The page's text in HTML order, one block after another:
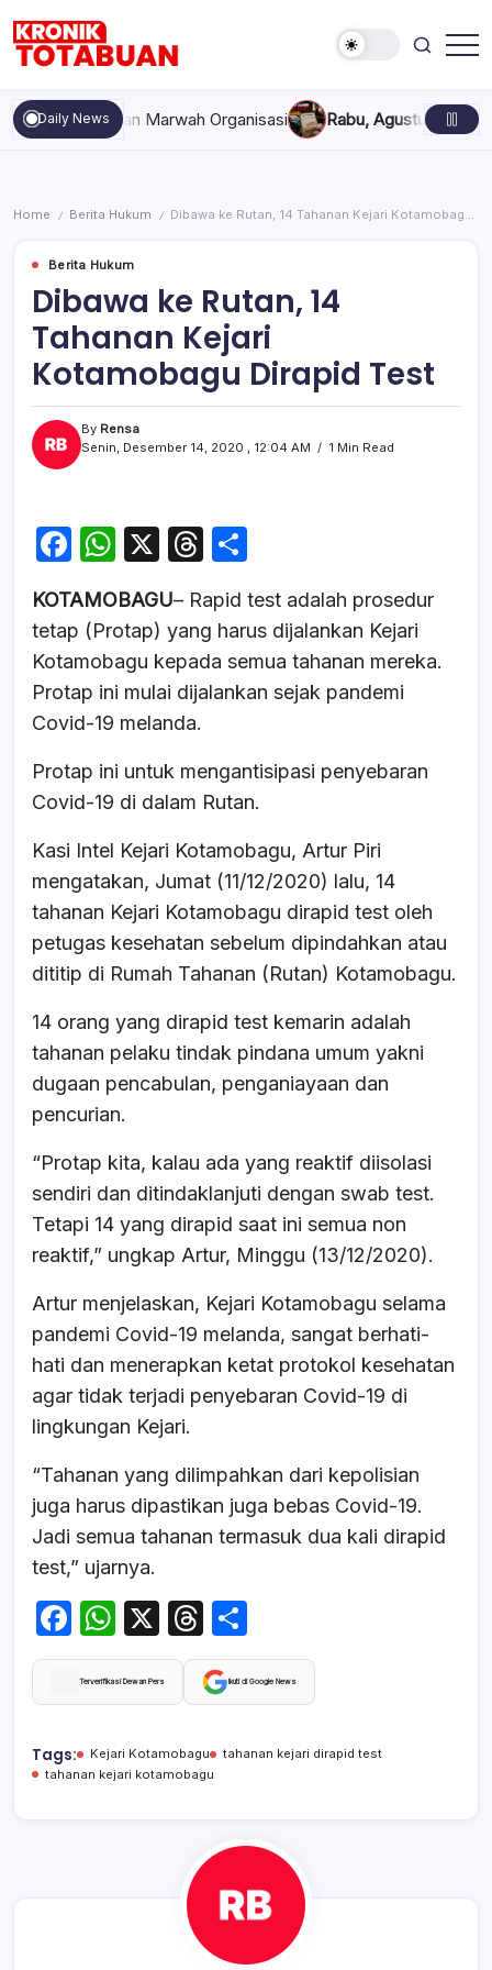
content
Totabuan
hari
ini
Kronik
Daily News
dan Marwah Organisasi Rabu, Agustus 5, 2026 ,
Home / Berita Hukum / Dibawa ke Rutan, 14 Tahanan Kejari Kotamobagu Dirapid Test
Berita Hukum
Dibawa ke Rutan, 14
Tahanan Kejari
Kotamobagu Dirapid Test
By Rensa
Senin, Desember 14, 2020 , 12:04 AM
1 Min Read
F
c
e
b
o
k
W
at
s
A
p
p
X
T
e
a
d
ar
e
KOTAMOBAGU– Rapid test adalah prosedur
tetap (Protap) yang harus dijalankan Kejari
Kotamobagu kepada semua tahanan mereka.
Protap ini mulai dijalankan sejak pandemi
Covid-19 melanda.
Protap ini untuk mengantisipasi penyebaran
Covid-19 di dalam Rutan.
Kasi Intel Kejari Kotamobagu, Artur Piri
mengatakan, Jumat (11/12/2020) lalu, 14
tahanan Kejari Kotamobagu dirapid test oleh
petugas kesehatan sebelum dipindahkan atau
dititip di Rumah Tahanan (Rutan) Kotamobagu.
14 orang yang dirapid test kemarin adalah
tahanan pelaku tindak pindana umum yakni
dugaan pencabulan, penganiayaan dan
pencurian.
“Protap kita, kalau ada yang reaktif diisolasi
sendiri dan ditindaklanjuti dengan swab test.
Tetapi 14 yang dirapid saat ini semua non
reaktif,” ungkap Artur, Minggu (13/12/2020).
Artur menjelaskan, Kejari Kotamobagu selama
pandemi Covid-19 melanda, sangat berhati-
hati dan menerapkan ketat protokol kesehatan
agar tidak terjadi penyebaran Covid-19 di
lingkungan Kejari.
“Tahanan yang dilimpahkan dari kepolisian
juga harus dipastikan juga bebas Covid-19.
Jadi semua tahanan termasuk dua kali dirapid
test,” ujarnya.
F
a
c
b
o
W
h
at
A
p
X
T
hr
e
d
s
h
ar
Terverifikasi Dewan Pers Ikuti di Google News
Tags: Kejari Kotamobagu
tahanan kejari dirapid test
tahanan kejari kotamobagu